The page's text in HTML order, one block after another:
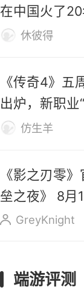
在中国火了
好玩在哪？
休彼得
《传奇4》五
出炉，新职业
上线仿生羊
《影之刃零
垒之夜》 8月
售 GreyKnight
端游评测